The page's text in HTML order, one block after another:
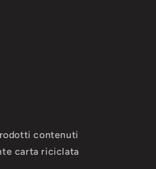
contenuti
carta riciclata